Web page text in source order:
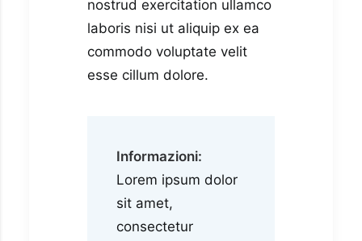
nostrud exercitation ullamco
laboris nisi ut aliquip ex ea
commodo voluptate velit
esse cillum dolore.
Informazioni:
Lorem ipsum dolor
sit amet,
consectetur